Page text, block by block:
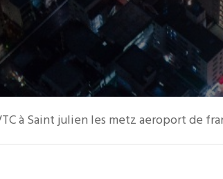
à Saint julien les metz aeroport de